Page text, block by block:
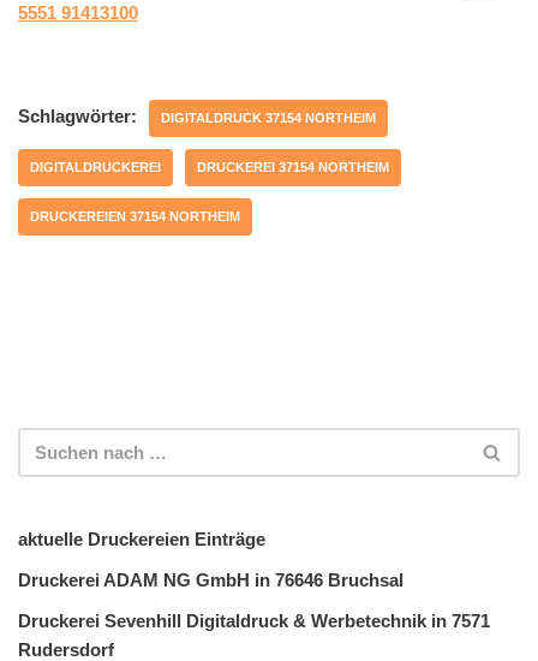
5551 91413100
Schlagwörter: DIGITALDRUCK 37154 NORTHEIM
DIGITALDRUCKEREI DRUCKEREI 37154 NORTHEIM
DRUCKEREIEN 37154 NORTHEIM
aktuelle Druckereien Einträge
Druckerei ADAM NG GmbH in 76646 Bruchsal
Druckerei Sevenhill Digitaldruck & Werbetechnik in 7571
Rudersdorf